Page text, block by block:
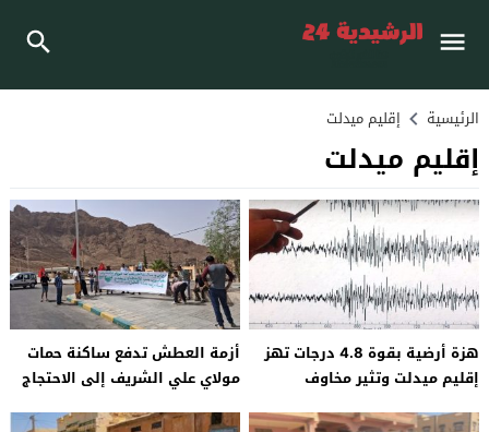
الرئيسية إقليم ميدلت
إقليم ميدلت
هزة أرضية بقوة 4.8 درجات تهز
إقليم ميدلت وتثير مخاوف
أزمة العطش تدفع ساكنة حمات
مولاي علي الشريف إلى الاحتجاج